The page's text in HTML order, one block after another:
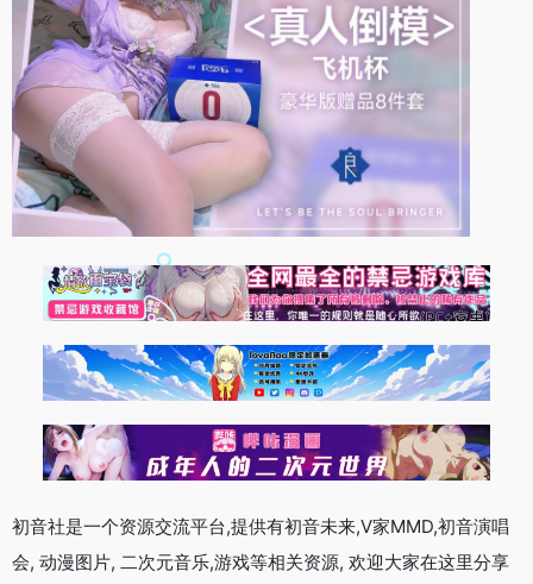
初音社是一个资源交流平台,提供有初音未来,V家MMD,初音演唱
会, 动漫图片, 二次元音乐,游戏等相关资源, 欢迎大家在这里分享